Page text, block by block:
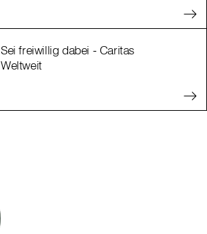
Sei freiwillig dabei - Caritas
Weltweit